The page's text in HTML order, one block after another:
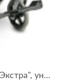
Кресло-коляска для инвалидов "Экстра", универсальная (ширина сидения 38-44 см)